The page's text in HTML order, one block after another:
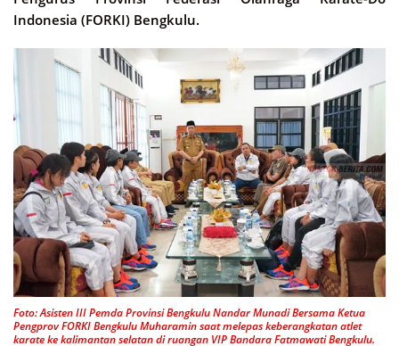
Indonesia (FORKI) Bengkulu.
Foto: Asisten III Pemda Provinsi Bengkulu Nandar Munadi Bersama Ketua
Pengprov FORKI Bengkulu Muharamin saat melepas keberangkatan atlet
karate ke kalimantan selatan di ruangan VIP Bandara Fatmawati Bengkulu.